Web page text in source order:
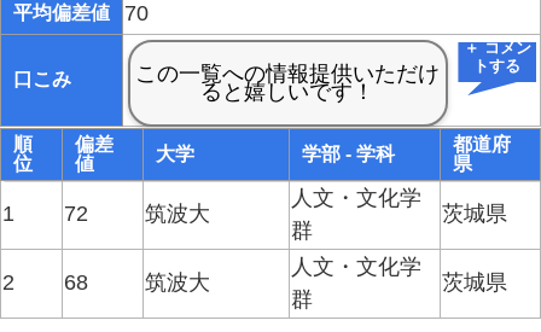
平均偏差値 70
口こみ
＋ コメン
トする
順
位
偏差
値
大学 学部 - 学科
都道府
県
1 72 筑波大
人文・文化学
群
茨城県
2 68 筑波大
人文・文化学
群
茨城県